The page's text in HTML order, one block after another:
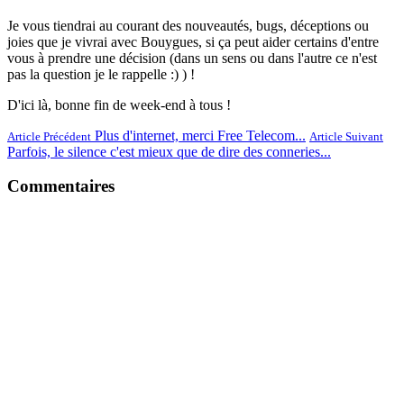
Je vous tiendrai au courant des nouveautés, bugs, déceptions ou
joies que je vivrai avec Bouygues, si ça peut aider certains d'entre
vous à prendre une décision (dans un sens ou dans l'autre ce n'est
pas la question je le rappelle :) ) !
D'ici là, bonne fin de week-end à tous !
Article Précédent Plus d'internet, merci Free Telecom... Article Suivant
Parfois, le silence c'est mieux que de dire des conneries...
Commentaires